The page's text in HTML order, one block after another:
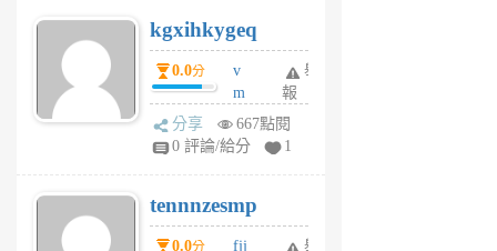
6
個
月
前
kgxihkygeq
0.0分
v
m
sg
sr
6
個
舉
報
分享
667點閱
0 評論/給分
1
tennnzesmp
0.0分
fjj
舉